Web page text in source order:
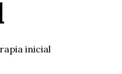
inicial